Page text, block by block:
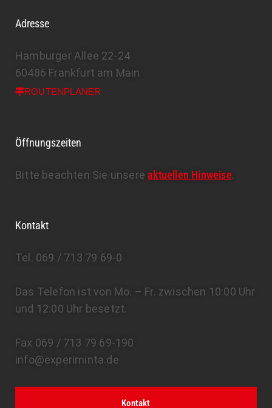
Adresse
Hamburger Allee 22-24
60486 Frankfurt am Main
ROUTENPLANER
Öffnungszeiten
Bitte beachten Sie unsereaktuellen Hinweise.
Kontakt
Tel. 069 / 713 79 69-0
Das Telefon ist von Mo. – Fr. zwischen 10:00 Uhr
und 12:00 Uhr besetzt.
Fax 069 / 713 79 69-190
info@experiminta.de
Kontakt